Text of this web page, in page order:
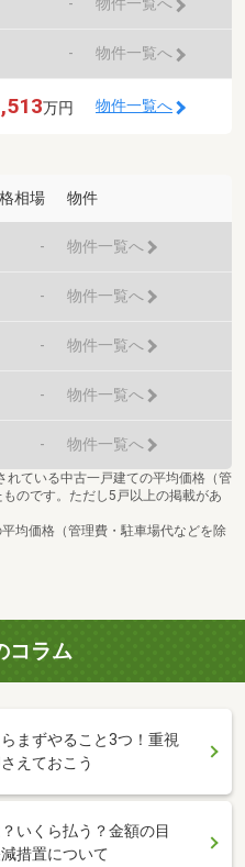
物件一覧へ
- 物件一覧へ
万円 物件一覧へ
相場 物件
- 物件一覧へ
- 物件一覧へ
- 物件一覧へ
- 物件一覧へ
- 物件一覧へ
ている中古一戸建ての平均価格（管
のです。ただし5戸以上の掲載があ
均価格（管理費・駐車場代などを除
コラム
まずやること3つ！重視
えておこう
いくら払う？金額の目
措置について